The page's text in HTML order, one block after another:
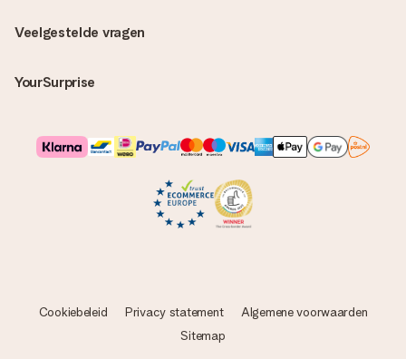
Veelgestelde vragen
YourSurprise
Cookiebeleid Privacy statement
Algemene voorwaarden
Sitemap